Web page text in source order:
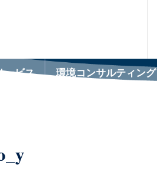
ービス 環境コンサルティング